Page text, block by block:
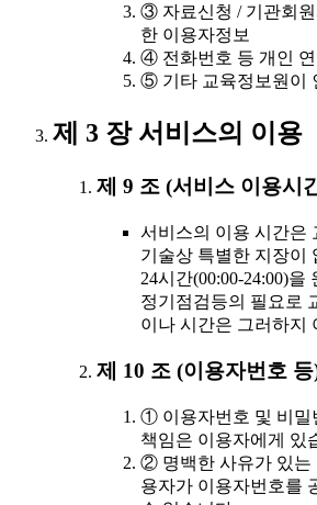
③ 자료신청 / 기관회
한 이용자정보
④ 전화번호 등 개인 연
⑤ 기타 교육정보원이
제 3 장 서비스의 이용
제 9 조 (서비스 이용시
서비스의 이용 시간은
기술상 특별한 지장이
24시간(00:00-24:00)
정기점검등의 필요로
이나 시간은 그러하지
제 10 조 (이용자번호
① 이용자번호 및 비밀
책임은 이용자에게 있
② 명백한 사유가 있는
용자가 이용자번호를